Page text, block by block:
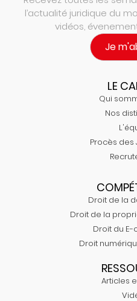
l’actualité juridique du
vidéos,
Je
LE
Qui
Nos
Procès des
Droit de la
Droit de la
Droit du
Droit
Articles